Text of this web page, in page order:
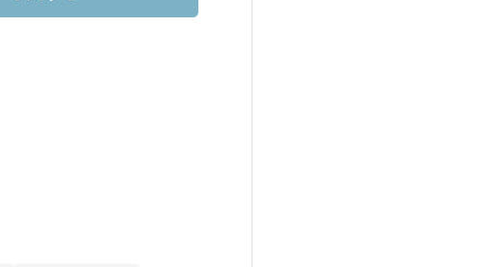
そできる、